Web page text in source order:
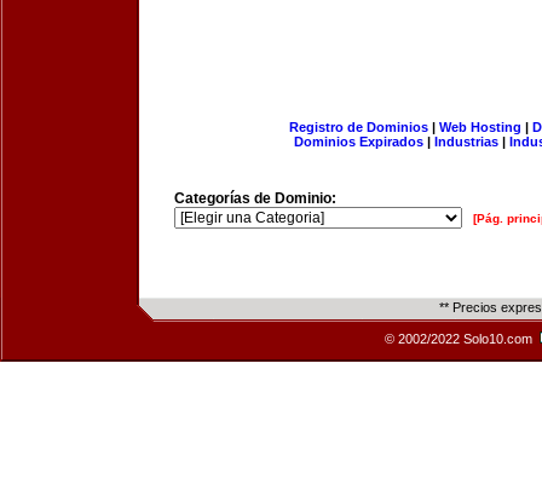
Registro de Dominios| Web Hosting |
Dominios Expirados | Industrias |
Categorías de Dominio:
[Pág.
** Precios
© 2002/2022 Solo10.com